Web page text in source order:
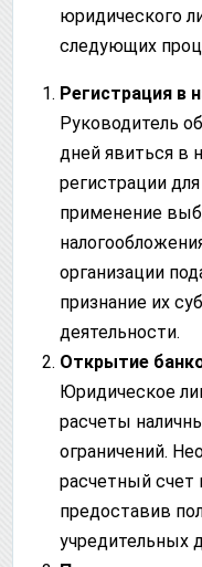
юридического
следующих
Регистрация в
Руководитель
дней явиться в
регистрации
применение
организации
признание их
деятельности.
Открытие
Юридическое
расчеты
ограничений.
расчетный
предоставив
учредительных